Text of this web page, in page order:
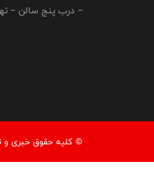
– درب پنج سالن –
© کليه حقوق خبری و